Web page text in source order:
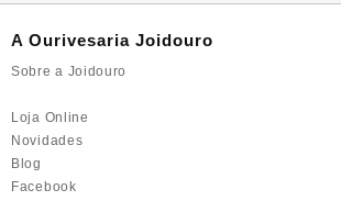
on
A Ourivesaria Joidouro
Sobre a Joidouro
Loja Online
Novidades
Blog
Facebook